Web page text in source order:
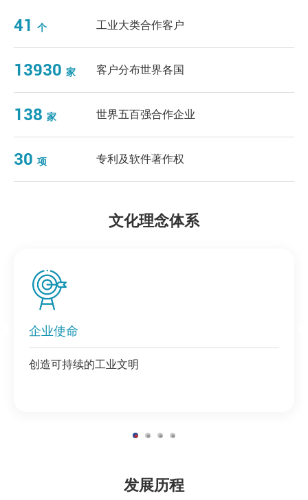
41 个 工业大类合作客户
13930 家 客户分布世界各国
138 家 世界五百强合作企业
30 项 专利及软件著作权
文化理念体系
企业使命
创造可持续的工业文明
企业愿景
成为聚合物材料应用解决方案的行业领导者
核心价值观
客户至上 创新驱动 奋斗为本
未蓝管理文化
Openness / 开放 Commitment / 重诺 Tolerance / 宽
发展历程